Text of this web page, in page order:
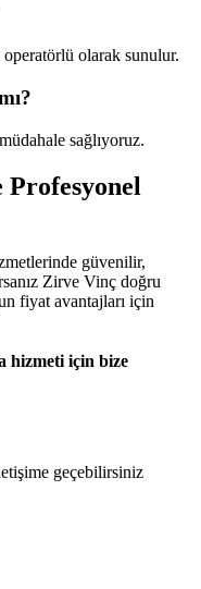
olarak sunulur.
sağlıyoruz.
güvenilir,
Zirve Vinç doğru
fiyat avantajları için
hizmeti için bize
geçebilirsiniz